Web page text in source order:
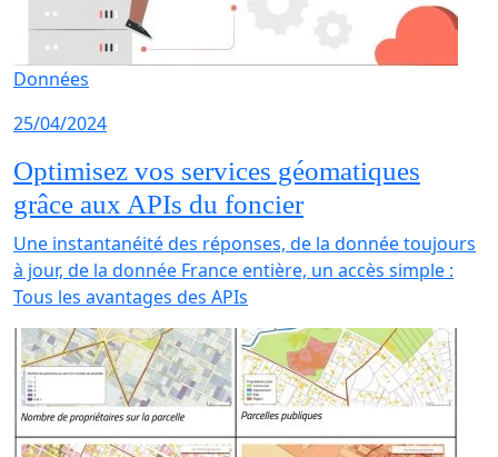
Données
25/04/2024
Optimisez vos services géomatiques
grâce aux APIs du foncier
Une instantanéité des réponses, de la donnée toujours
à jour, de la donnée France entière, un accès simple :
Tous les avantages des APIs